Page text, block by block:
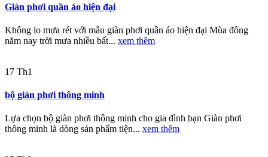
Giàn phơi quần áo hiện đại
Không lo mưa rét với mẫu giàn phơi quần áo hiện đại Mùa đông
năm nay trời mưa nhiều bất... xem thêm
17 Th1
bộ giàn phơi thông minh
Lựa chọn bộ giàn phơi thông minh cho gia đình bạn Giàn phơi
thông minh là dòng sản phẩm tiện... xem thêm